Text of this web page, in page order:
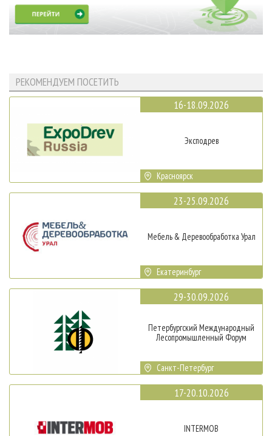
РЕКОМЕНДУЕМ ПОСЕТИТЬ
16-18.09.2026
Эксподрев
Красноярск
23-25.09.2026
Мебель & Деревообработка Урал
Екатеринбург
29-30.09.2026
Петербургский Международный
Лесопромышленный Форум
Санкт-Петербург
17-20.10.2026
INTERMOB